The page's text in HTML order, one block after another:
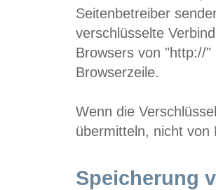
Seitenbetreiber
verschlüsselte
Browsers von "http://
Browserzeile.
Wenn die
übermitteln, nicht von
Speicherung